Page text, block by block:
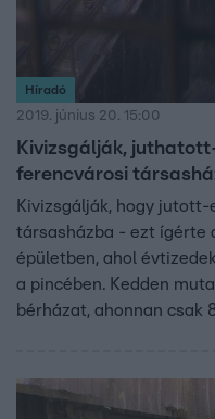
Híradó
2019. június 20. 15:00
Kivizsgálják,
ferencvárosi
Kivizsgálják, hogy
társasházba - ezt ígérte
épületben, ahol
a pincében. Kedden
bérházat, ahonnan csak